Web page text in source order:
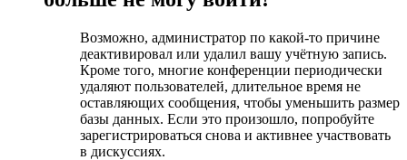
Возможно, администратор по какой-то причине
деактивировал или удалил вашу учётную запись.
Кроме того, многие конференции периодически
удаляют пользователей, длительное время не
оставляющих сообщения, чтобы уменьшить размер
базы данных. Если это произошло, попробуйте
зарегистрироваться снова и активнее участвовать
в дискуссиях.